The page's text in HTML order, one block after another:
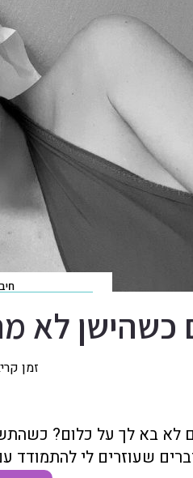
כשהישן לא
זמן
בא לך על כלום?
שעוזרים לי להתמודד